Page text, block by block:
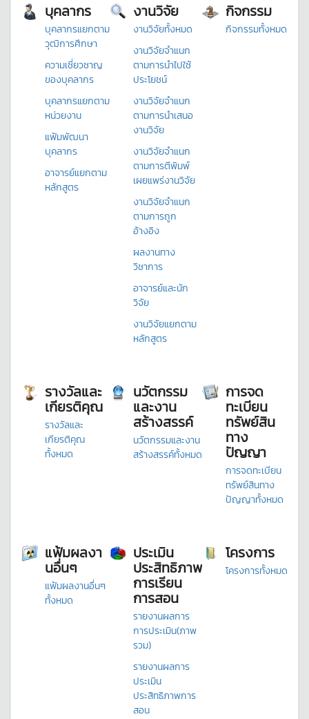
บุคลากร
บุคลากรแยกตาม
วุฒิการศึกษา
ความเชี่ยวชาญ
ของบุคลากร
บุคลากรแยกตาม
หน่วยงาน
แฟ้มพัฒนา
บุคลากร
อาจารย์แยกตาม
หลักสูตร
งานวิจัย
งานวิจัยทั้งหมด
งานวิจัยจำแนก
ตามการนำไปใช้
ประโยชน์
งานวิจัยจำแนก
ตามการนำเสนอ
งานวิจัย
งานวิจัยจำแนก
ตามการตีพิมพ์
เผยแพร่งานวิจัย
งานวิจัยจำแนก
ตามการถูก
อ้างอิง
ผลงานทาง
วิชาการ
อาจารย์และนัก
วิจัย
งานวิจัยแยกตาม
หลักสูตร
กิจกรรม
กิจกรรมทั้งหมด
รางวัลและ
เกียรติคุณ
รางวัลและ
เกียรติคุณ
ทั้งหมด
นวัตกรรม
และงาน
สร้างสรรค์
นวัตกรรมและงาน
สร้างสรรค์ทั้งหมด
การจด
ทะเบียน
ทรัพย์สิน
ทาง
ปัญญา
การจดทะเบียน
ทรัพย์สินทาง
ปัญญาทั้งหมด
แฟ้มผลงา
นอื่นๆ
แฟ้มผลงานอื่นๆ
ทั้งหมด
ประเมิน
ประสิทธิภาพ
การเรียน
การสอน
รายงานผลการ
การประเมิน(ภาพ
รวม)
รายงานผลการ
ประเมิน
ประสิทธิภาพการ
สอน
โครงการ
โครงการทั้งหมด